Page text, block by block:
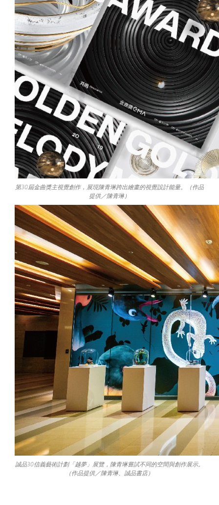
第30屆金曲獎主視覺創作，展現陳青琳跨出繪畫的視覺設計能量。（作品
提供／陳青琳）
誠品30信義藝術計劃「越夢」展覽，陳青琳嘗試不同的空間與創作展示。
（作品提供／陳青琳、誠品書店）